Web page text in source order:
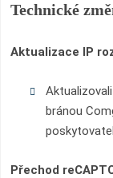
Technické
Aktualizace IP
bránou
Přechod